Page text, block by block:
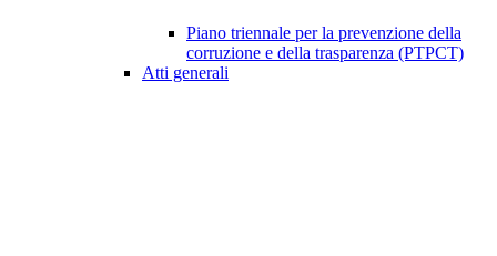
Piano triennale per la prevenzione della
corruzione e della trasparenza (PTPCT)
Atti generali